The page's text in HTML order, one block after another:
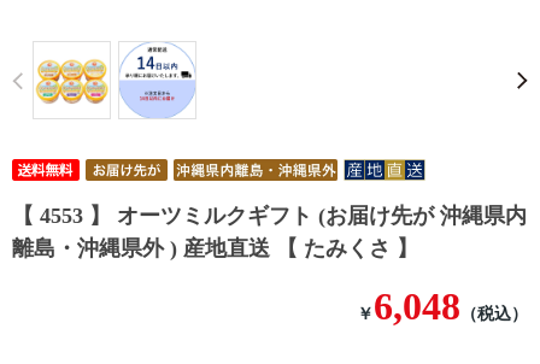
Prev
【 4553 】 オーツミルクギフト (お届け先が 沖縄県内
離島・沖縄県外 ) 産地直送 【 たみくさ 】
￥ 6,048 （税込）